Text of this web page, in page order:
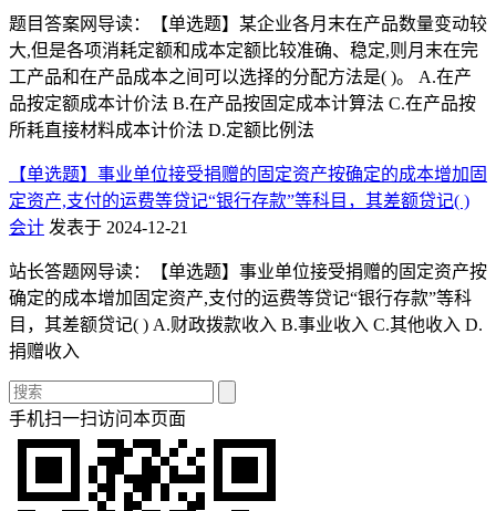
题目答案网导读：【单选题】某企业各月末在产品数量变动较
大,但是各项消耗定额和成本定额比较准确、稳定,则月末在完
工产品和在产品成本之间可以选择的分配方法是( )。 A.在产
品按定额成本计价法 B.在产品按固定成本计算法 C.在产品按
所耗直接材料成本计价法 D.定额比例法
【单选题】事业单位接受捐赠的固定资产按确定的成本增加固
定资产,支付的运费等贷记“银行存款”等科目，其差额贷记( )
会计 发表于 2024-12-21
站长答题网导读：【单选题】事业单位接受捐赠的固定资产按
确定的成本增加固定资产,支付的运费等贷记“银行存款”等科
目，其差额贷记( ) A.财政拨款收入 B.事业收入 C.其他收入 D.
捐赠收入
手机扫一扫访问本页面